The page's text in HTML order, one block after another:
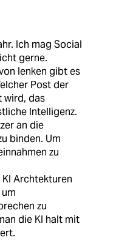
Ich mag Social
gerne.
lenken gibt es
Post der
wird, das
Intelligenz.
an die
binden. Um
zu
Archtekturen
zu
die KI halt mit